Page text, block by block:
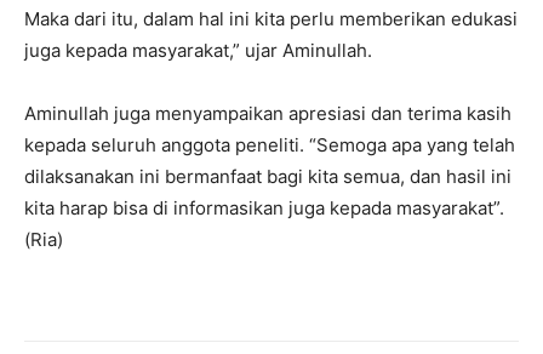
Maka dari itu, dalam hal ini kita perlu memberikan edukasi
juga kepada masyarakat,” ujar Aminullah.
Aminullah juga menyampaikan apresiasi dan terima kasih
kepada seluruh anggota peneliti. “Semoga apa yang telah
dilaksanakan ini bermanfaat bagi kita semua, dan hasil ini
kita harap bisa di informasikan juga kepada masyarakat”.
(Ria)